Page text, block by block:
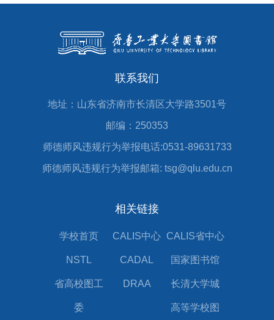
联系我们
地址：山东省济南市长清区大学路3501号
邮编：250353
师德师风违规行为举报电话:0531-89631733
师德师风违规行为举报邮箱: tsg@qlu.edu.cn
相关链接
学校首页 CALIS中心 CALIS省中心
NSTL CADAL 国家图书馆
省高校图工
委
DRAA 长清大学城
高等学校图